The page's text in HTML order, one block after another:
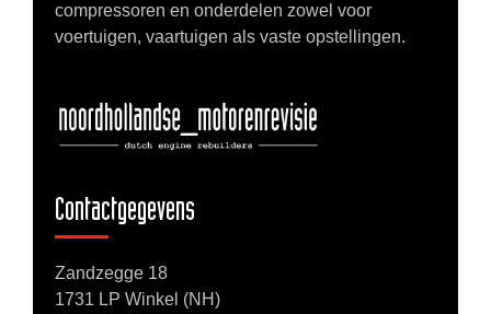
compressoren en onderdelen zowel voor
voertuigen, vaartuigen als vaste opstellingen.
Contactgegevens
Zandzegge 18
1731 LP Winkel (NH)